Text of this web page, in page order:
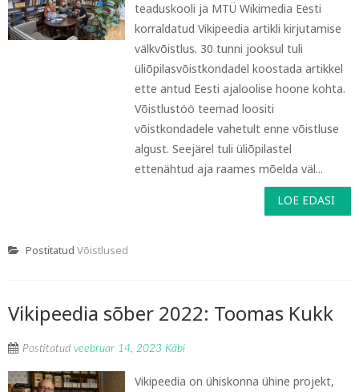
teaduskooli ja MTÜ Wikimedia Eesti
korraldatud Vikipeedia artikli kirjutamise
välkvõistlus. 30 tunni jooksul tuli
üliõpilasvõistkondadel koostada artikkel
ette antud Eesti ajaloolise hoone kohta.
Võistlustöö teemad loositi
võistkondadele vahetult enne võistluse
algust. Seejärel tuli üliõpilastel
ettenähtud aja raames mõelda väl...
LOE EDASI
Postitatud Võistlused
Vikipeedia sõber 2022: Toomas Kukk
Postitatud veebruar 14, 2023 Käbi
Vikipeedia on ühiskonna ühine projekt,